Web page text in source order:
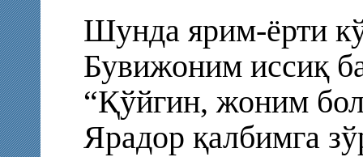
Шунда ярим-ёрти
Бувижоним иссиқ
“Қўйгин, жоним
Ярадор қалбимга